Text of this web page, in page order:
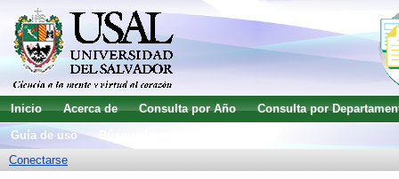
Inicio Acerca de Consulta por Año
Consulta por
Guía de uso
Conectarse